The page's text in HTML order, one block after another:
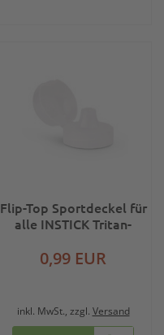
Flip-Top Sportdeckel für
alle INSTICK Tritan-
0,99 EUR
inkl. MwSt., zzgl. Versand